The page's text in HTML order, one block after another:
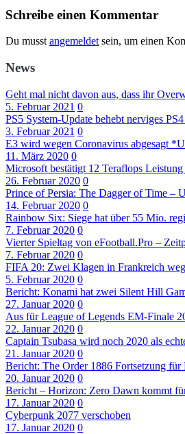
Schreibe einen Kommentar
Du musst angemeldet sein, um einen
News
Geht mal nicht davon aus, dass ihr
5. Februar 2021 0
PS5 System-Update behebt nerviges
3. Februar 2021 0
E3 wird wegen Coronavirus abgesagt
11. März 2020 0
Microsoft bestätigt 12 Teraflops
26. Februar 2020 0
Prince of Persia: The Dagger of Time –
14. Februar 2020 0
Rainbow Six: Siege hat über 55 Mio.
7. Februar 2020 0
Vierter Spieltag von eFootball.Pro –
7. Februar 2020 0
FIFA 20: Zwei Klagen in Frankreich
5. Februar 2020 0
Bericht: Konami hat zwei Silent Hill
27. Januar 2020 0
Aus für League of Legends EM-Finale
22. Januar 2020 0
Captain Tsubasa wird noch 2020 als
21. Januar 2020 0
Bericht: The Order 1886 Fortsetzung
20. Januar 2020 0
Bericht – Horizon: Zero Dawn kommt
17. Januar 2020 0
Cyberpunk 2077 verschoben
17. Januar 2020 0